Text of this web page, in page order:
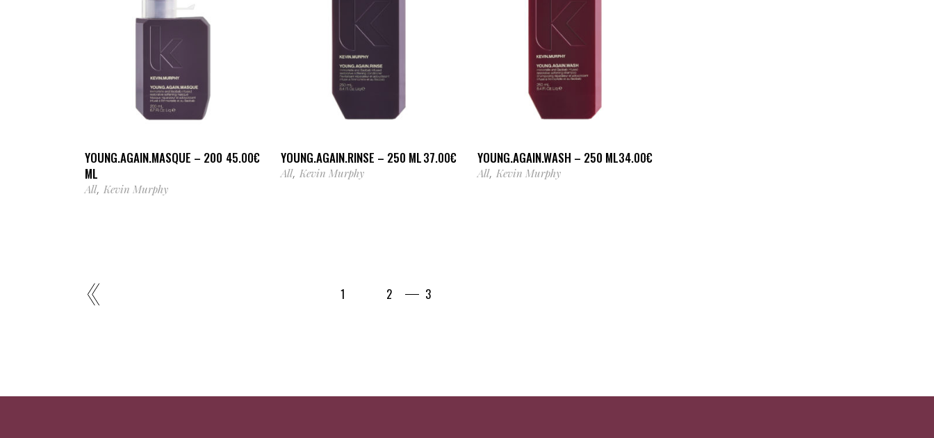
AJOUTER AU PANIER
YOUNG.AGAIN.MASQUE – 200
ML
45.00€
All, Kevin Murphy
AJOUTER AU PANIER
YOUNG.AGAIN.RINSE – 250 ML37.00€
All,Kevin Murphy
AJOUTER AU PANIER
YOUNG.AGAIN.WASH – 250 ML34.00€
All, Kevin Murphy
1 2 3